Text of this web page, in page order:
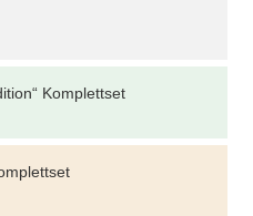
Komplettset